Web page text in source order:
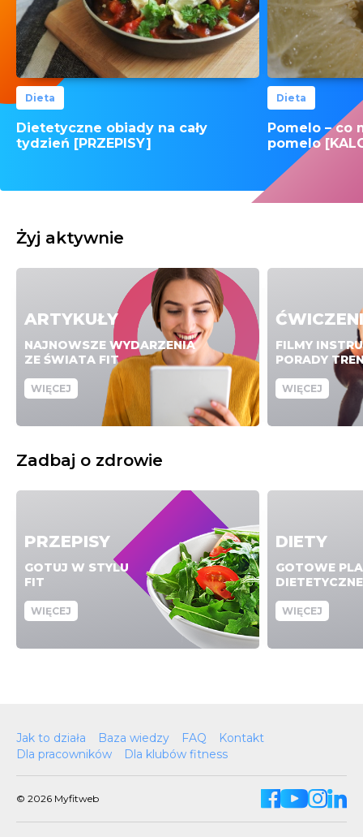
Dieta
Dietetyczne obiady na cały
tydzień [PRZEPISY]
Dieta
Pomelo – co
pomelo
Żyj aktywnie
ARTYKUŁY
NAJNOWSZE WYDARZENIA
ZE ŚWIATA FIT
WIĘCEJ
FILMY
PORADY
WIĘCEJ
Zadbaj o zdrowie
PRZEPISY
GOTUJ W STYLU
FIT
WIĘCEJ
DIETY
GOTOWE
DIETETYCZNE
WIĘCEJ
Jak to działa Baza wiedzy FAQ
Kontakt
Dla pracowników
Dla klubów fitness
© 2026 Myfitweb